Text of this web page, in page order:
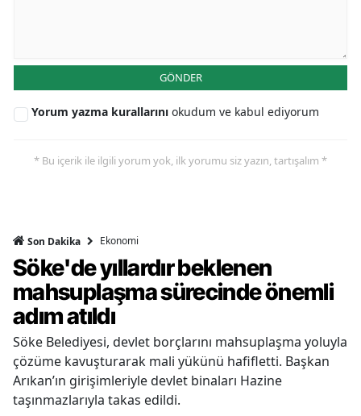
GÖNDER
Yorum yazma kurallarını okudum ve kabul ediyorum
* Bu içerik ile ilgili yorum yok, ilk yorumu siz yazın, tartışalım *
Son Dakika Ekonomi
Söke'de yıllardır beklenen
mahsuplaşma sürecinde önemli
adım atıldı
Söke Belediyesi, devlet borçlarını mahsuplaşma yoluyla
çözüme kavuşturarak mali yükünü hafifletti. Başkan
Arıkan’ın girişimleriyle devlet binaları Hazine
taşınmazlarıyla takas edildi.